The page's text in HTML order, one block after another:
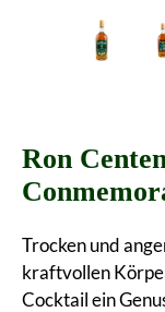
Ron
Trocken und
kraftvollen
Cocktail ein